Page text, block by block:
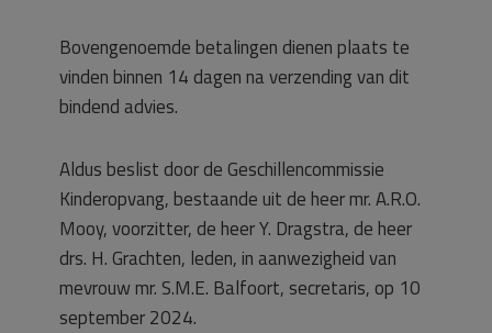
Bovengenoemde betalingen dienen plaats te
vinden binnen 14 dagen na verzending van dit
bindend advies.
Aldus beslist door de Geschillencommissie
Kinderopvang, bestaande uit de heer mr. A.R.O.
Mooy, voorzitter, de heer Y. Dragstra, de heer
drs. H. Grachten, leden, in aanwezigheid van
mevrouw mr. S.M.E. Balfoort, secretaris, op 10
september 2024.